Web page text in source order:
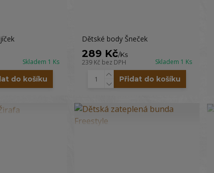
Skladem 1 Ks
do košíku
Dětské body Šneček
289 Kč/Ks
239 Kč bez DPH Skladem 1 Ks
Přidat do košíku